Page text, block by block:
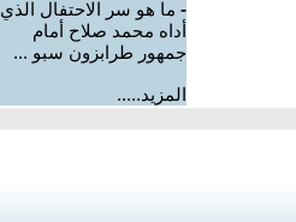
- ما هو سر الاحتفال الذي
أداه محمد صلاح أمام
جمهور طرابزون سبو ...
المزيد.....